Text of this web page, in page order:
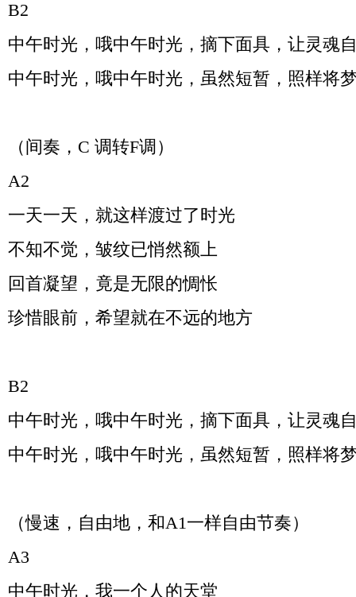
B2
中午时光，哦中午时光，摘下面具，让灵魂
中午时光，哦中午时光，虽然短暂，照样将
（间奏， C 调转F调）
A2
一天一天，就这样渡过了时光
不知不觉，皱纹已悄然额上
回首凝望，竟是无限的惆怅
珍惜眼前，希望就在不远的地方
B2
中午时光，哦中午时光，摘下面具，让灵魂
中午时光，哦中午时光，虽然短暂，照样将
（慢速，自由地，和A1一样自由节奏）
A3
中午时光，我一个人的天堂